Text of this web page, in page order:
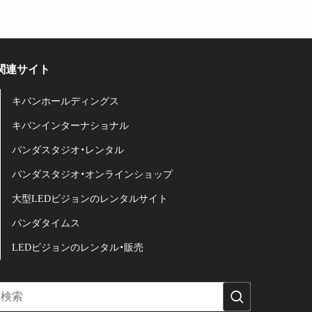
連サイト
キバンホールディングス
キバンインターナショナル
パンダスタジオ・レンタル
パンダスタジオ・オンラインショップ
大型LEDビジョンのレンタルサイト
パンダタイムス
LEDビジョンのレンタル・販売